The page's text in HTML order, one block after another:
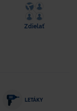
Zdielať
LETÁKY